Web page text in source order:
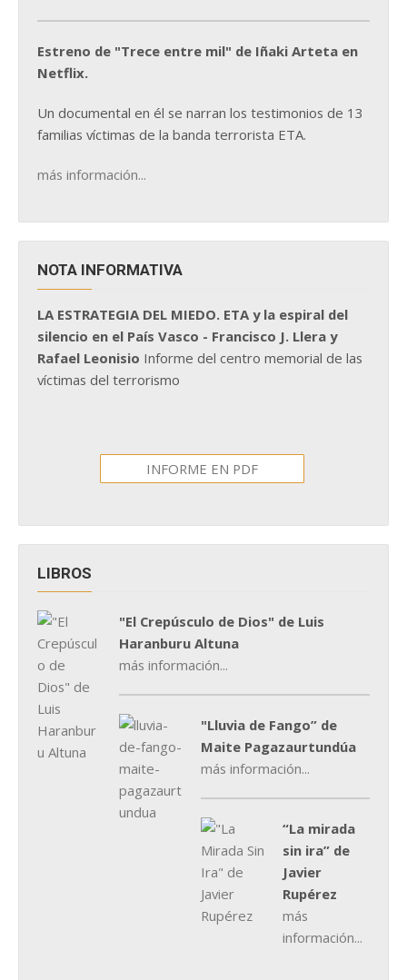
Estreno de "Trece entre mil" de Iñaki Arteta en
Netflix.
Un documental en él se narran los testimonios de 13
familias víctimas de la banda terrorista ETA.
más información...
NOTA INFORMATIVA
LA ESTRATEGIA DEL MIEDO. ETA y la espiral del
silencio en el País Vasco - Francisco J. Llera y
Rafael Leonisio Informe del centro memorial de las
víctimas del terrorismo
INFORME EN PDF
LIBROS
"El Crepúsculo de Dios" de Luis
Haranburu Altuna
más información...
"Lluvia de Fango” de
Maite Pagazaurtundúa
más información...
“La mirada
sin ira” de
Javier
Rupérez
más
información...